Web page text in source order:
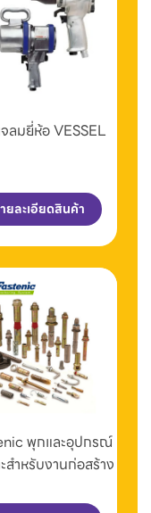
ลมยี่ห้อ VESSEL
ยละเอียดสินค้า
พุกและอุปกรณ์
สำหรับงานก่อสร้าง